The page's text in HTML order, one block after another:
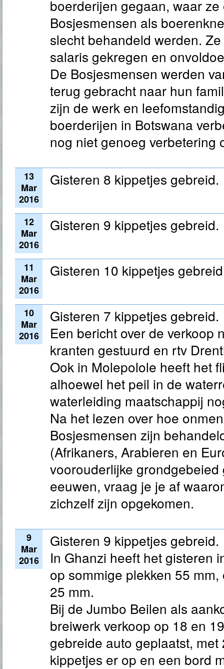
boerderijen gegaan, waar
Bosjesmensen als
slecht behandeld werden.
salaris gekregen en
De Bosjesmensen werden
terug gebracht naar hun
zijn de werk en
boerderijen in Botswana
nog niet genoeg verbetering
13
Mar
2016
Gisteren 8 kippetjes gebreid.
12
Mar
2016
Gisteren 9 kippetjes gebreid.
11
Mar
2016
Gisteren 10 kippetjes
10
Mar
2016
Gisteren 7 kippetjes gebreid.
Een bericht over de verkoop
kranten gestuurd en rtv
Ook in Molepolole heeft het
alhoewel het peil in de
waterleiding maatschappij
Na het lezen over hoe
Bosjesmensen zijn
(Afrikaners, Arabieren en
voorouderlijke
eeuwen, vraag je je af
zichzelf zijn opgekomen.
9
Mar
2016
Gisteren 9 kippetjes gebreid.
In Ghanzi heeft het gisteren
op sommige plekken 55
25 mm.
Bij de Jumbo Beilen als
breiwerk verkoop op 18 en
gebreide auto geplaatst, met
kippetjes er op en een bord